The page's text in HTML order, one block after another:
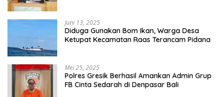
Juni 13, 2025
Diduga Gunakan Bom Ikan, Warga Desa
Ketupat Kecamatan Raas Terancam Pidana
Mei 25, 2025
Polres Gresik Berhasil Amankan Admin Grup
FB Cinta Sedarah di Denpasar Bali